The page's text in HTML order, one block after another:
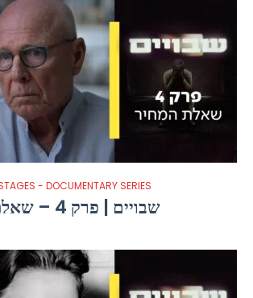
- DOCUMENTARY SERIES
שבויים | פרק 4 – שאלת המחיר